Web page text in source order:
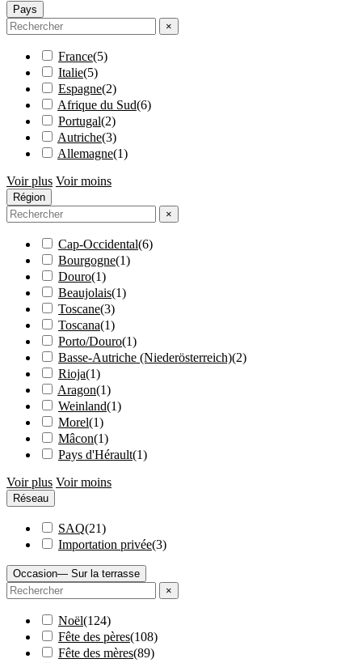
Pays
×
France(5)
Italie(5)
Espagne(2)
Afrique du Sud(6)
Portugal(2)
Autriche(3)
Allemagne(1)
Voir plus Voir moins
Région
×
Cap-Occidental(6)
Bourgogne(1)
Douro(1)
Beaujolais(1)
Toscane(3)
Toscana(1)
Porto/Douro(1)
Basse-Autriche (Niederösterreich)(2)
Rioja(1)
Aragon(1)
Weinland(1)
Morel(1)
Mâcon(1)
Pays d'Hérault(1)
Voir plus Voir moins
Réseau
SAQ(21)
Importation privée(3)
Occasion— Sur la terrasse
×
Noël(124)
Fête des pères(108)
Fête des mères(89)